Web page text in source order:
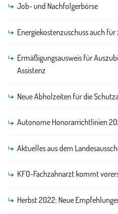
Job- und Nachfolgerbörse
Energiekostenzuschuss auch
Ermäßigungsausweis für
Assistenz
Neue Abholzeiten für die
Autonome Honorarrichtlinien
Aktuelles aus dem
KFO-Fachzahnarzt kommt
Herbst 2022: Neue